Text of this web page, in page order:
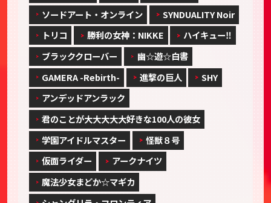
ソードアート・オンライン
SYNDUALITY Noir
トリコ
勝利の女神：NIKKE
ハイキュー‼
ブラッククローバー
幽☆遊☆白書
GAMERA -Rebirth-
進撃の巨人
SHY
アンデッドアンラック
君のことが大大大大大好きな100人の彼女
学園アイドルマスター
怪獣８号
仮面ライダー
アークナイツ
魔法少女まどか☆マギカ